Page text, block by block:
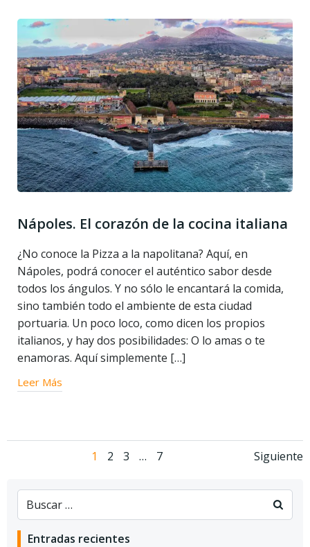
Nápoles. El corazón de la cocina italiana
¿No conoce la Pizza a la napolitana? Aquí, en
Nápoles, podrá conocer el auténtico sabor desde
todos los ángulos. Y no sólo le encantará la comida,
sino también todo el ambiente de esta ciudad
portuaria. Un poco loco, como dicen los propios
italianos, y hay dos posibilidades: O lo amas o te
enamoras. Aquí simplemente […]
Leer Más
Navegación
de
entradas
Navegación
de
entradas
Página
1 Página
2 Página
3 … Página
7
de
Siguiente
Entradas recientes